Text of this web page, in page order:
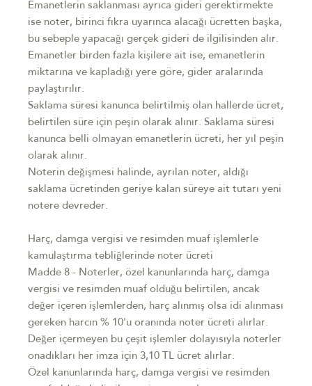
Emanetlerin saklanması ayrıca gideri gerektirmekte
ise noter, birinci fıkra uyarınca alacağı ücretten başka,
bu sebeple yapacağı gerçek gideri de ilgilisinden alır.
Emanetler birden fazla kişilere ait ise, emanetlerin
miktarına ve kapladığı yere göre, gider aralarında
paylaştırılır.
Saklama süresi kanunca belirtilmiş olan hallerde ücret,
belirtilen süre için peşin olarak alınır. Saklama süresi
kanunca belli olmayan emanetlerin ücreti, her yıl peşin
olarak alınır.
Noterin değişmesi halinde, ayrılan noter, aldığı
saklama ücretinden geriye kalan süreye ait tutarı yeni
notere devreder.
Harç, damga vergisi ve resimden muaf işlemlerle
kamulaştırma tebliğlerinde noter ücreti
Madde 8 - Noterler, özel kanunlarında harç, damga
vergisi ve resimden muaf olduğu belirtilen, ancak
değer içeren işlemlerden, harç alınmış olsa idi alınması
gereken harcın % 10'u oranında noter ücreti alırlar.
Değer içermeyen bu çeşit işlemler dolayısıyla noterler
onadıkları her imza için 3,10 TL ücret alırlar.
Özel kanunlarında harç, damga vergisi ve resimden